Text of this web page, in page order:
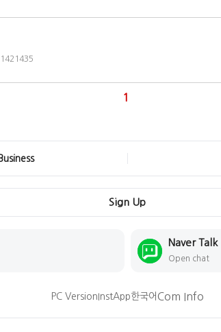
1
Business
Sign Up
Naver Talk
Open chat
PC VersionInstApp한국어 Com Info